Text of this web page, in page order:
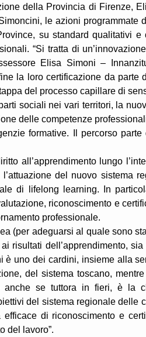
della Provincia di Firenze,
le azioni programmate
su standard qualitativi e
“Si tratta di
Elisa Simoni –
la loro certificazione da parte
del processo capillare di
sociali nei vari territori, la
delle competenze
formative. Il percorso parte
all’apprendimento lungo
del nuovo sistema
di lifelong learning. In
riconoscimento e
professionale.
(per adeguarsi al quale sono
risultati dell’apprendimento, sia
è uno dei cardini, insieme alla
del sistema toscano,
anche se tuttora in fieri, è la
del sistema regionale delle
di riconoscimento e
del lavoro”.